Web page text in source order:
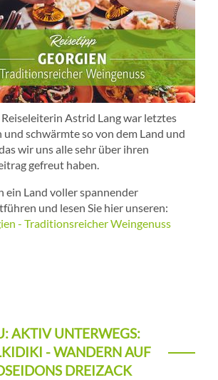
Astrid Lang war letztes
und schwärmte so von dem Land und
wir uns alle sehr über ihren
gefreut haben.
ein Land voller spannender
und lesen Sie hier unseren:
- Traditionsreicher Weingenuss
AKTIV UNTERWEGS:
- WANDERN AUF
DREIZACK